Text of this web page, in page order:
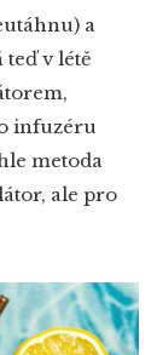
a
teď v létě
infuzéru
metoda
ale pro